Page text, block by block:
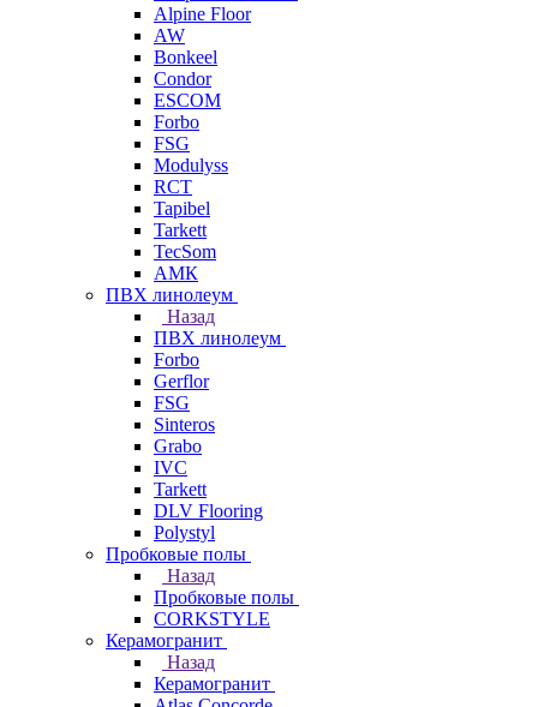
Alpine Floor
AW
Bonkeel
Condor
ESCOM
Forbo
FSG
Modulyss
RCT
Tapibel
Tarkett
TecSom
АМК
ПВХ линолеум
Назад
ПВХ линолеум
Forbo
Gerflor
FSG
Sinteros
Grabo
IVC
Tarkett
DLV Flooring
Polystyl
Пробковые полы
Назад
Пробковые полы
CORKSTYLE
Керамогранит
Назад
Керамогранит